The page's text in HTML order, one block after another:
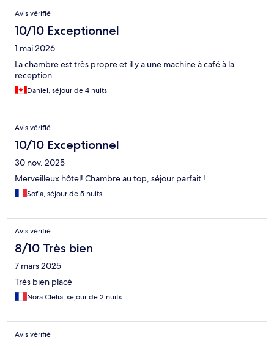
Avis
Avis vérifié
10/10 Exceptionnel
1 mai 2026
La chambre est très propre et il y a une machine à café à la
reception
Daniel, séjour de 4 nuits
Avis vérifié
10/10 Exceptionnel
30 nov. 2025
Merveilleux hôtel! Chambre au top, séjour parfait !
Sofia, séjour de 5 nuits
Avis vérifié
8/10 Très bien
7 mars 2025
Très bien placé
Nora Clelia, séjour de 2 nuits
Avis vérifié